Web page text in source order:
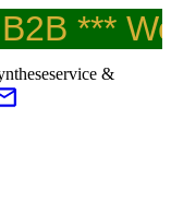
***
&